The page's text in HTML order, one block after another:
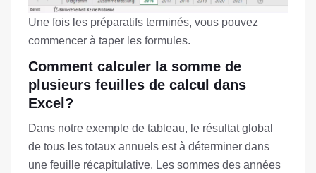
Une fois les préparatifs terminés, vous pouvez
commencer à taper les formules.
Comment calculer la somme de
plusieurs feuilles de calcul dans
Excel?
Dans notre exemple de tableau, le résultat global
de tous les totaux annuels est à déterminer dans
une feuille récapitulative. Les sommes des années